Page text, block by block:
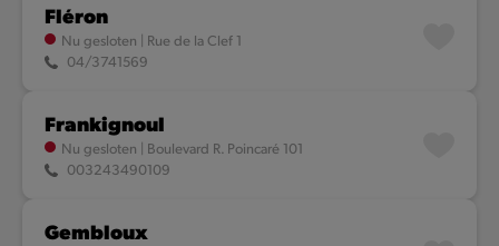
Fléron
Nu gesloten
Rue de la Clef 1
04/3741569
Frankignoul
Nu gesloten
Boulevard R. Poincaré 101
003243490109
Gembloux